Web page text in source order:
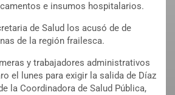
e insumos hospitalarios.
de Salud los acusó de de
de la región frailesca.
y trabajadores administrativos
el lunes para exigir la salida de Díaz
la Coordinadora de Salud Pública,